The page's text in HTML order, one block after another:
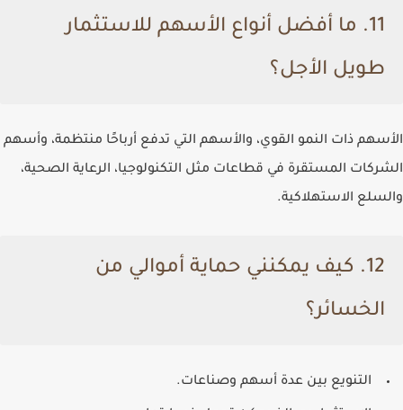
11. ما أفضل أنواع الأسهم للاستثمار
طويل الأجل؟
الأسهم ذات النمو القوي، والأسهم التي تدفع أرباحًا منتظمة، وأسهم
الشركات المستقرة في قطاعات مثل التكنولوجيا، الرعاية الصحية،
والسلع الاستهلاكية.
12. كيف يمكنني حماية أموالي من
الخسائر؟
التنويع بين عدة أسهم وصناعات.